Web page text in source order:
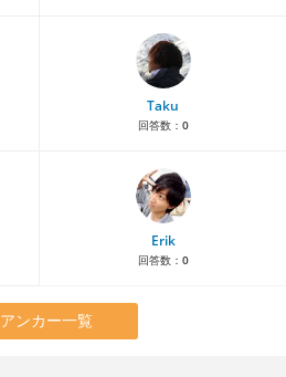
Taku
回答数： 0
Erik
回答数： 0
アンカー一覧